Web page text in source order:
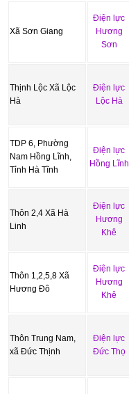
Xã Sơn Giang
Điện lực
Hương
Sơn
Thịnh Lộc Xã Lộc
Hà
Điện lực
Lộc Hà
TDP 6, Phường
Nam Hồng Lĩnh,
Tỉnh Hà Tĩnh
Điện lực
Hồng Lĩnh
Thôn 2,4 Xã Hà
Linh
Điện lực
Hương
Khê
Thôn 1,2,5,8 Xã
Hương Đô
Điện lực
Hương
Khê
Thôn Trung Nam,
xã Đức Thịnh
Điện lực
Đức Thọ